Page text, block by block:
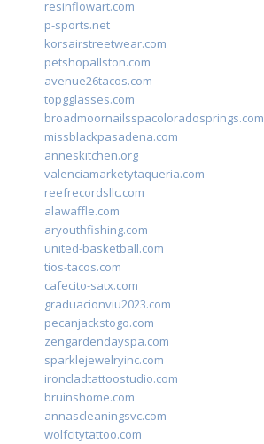
resinflowart.com
p-sports.net
korsairstreetwear.com
petshopallston.com
avenue26tacos.com
topgglasses.com
broadmoornailsspacoloradosprings.com
missblackpasadena.com
anneskitchen.org
valenciamarketytaqueria.com
reefrecordsllc.com
alawaffle.com
aryouthfishing.com
united-basketball.com
tios-tacos.com
cafecito-satx.com
graduacionviu2023.com
pecanjackstogo.com
zengardendayspa.com
sparklejewelryinc.com
ironcladtattoostudio.com
bruinshome.com
annascleaningsvc.com
wolfcitytattoo.com